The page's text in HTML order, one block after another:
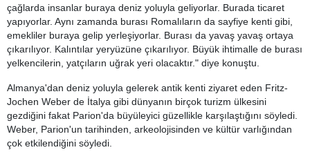
çağlarda insanlar buraya deniz yoluyla geliyorlar. Burada ticaret
yapıyorlar. Aynı zamanda burası Romalıların da sayfiye kenti gibi,
emekliler buraya gelip yerleşiyorlar. Burası da yavaş yavaş ortaya
çıkarılıyor. Kalıntılar yeryüzüne çıkarılıyor. Büyük ihtimalle de burası
yelkencilerin, yatçıların uğrak yeri olacaktır." diye konuştu.
Almanya'dan deniz yoluyla gelerek antik kenti ziyaret eden Fritz-
Jochen Weber de İtalya gibi dünyanın birçok turizm ülkesini
gezdiğini fakat Parion'da büyüleyici güzellikle karşılaştığını söyledi.
Weber, Parion'un tarihinden, arkeolojisinden ve kültür varlığından
çok etkilendiğini söyledi.